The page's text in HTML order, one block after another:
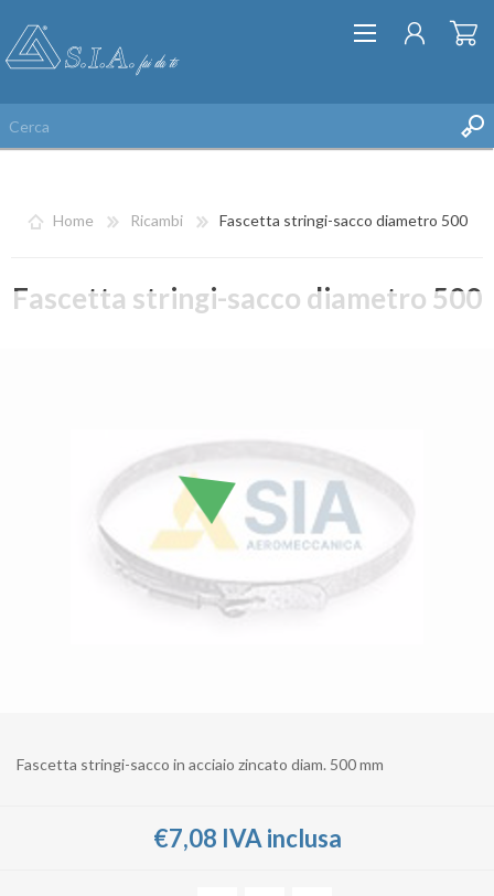
Home Ricambi Fascetta stringi-sacco diametro 500
Fascetta stringi-sacco diametro 500
Fascetta stringi-sacco in acciaio zincato diam. 500 mm
€7,08 IVA inclusa